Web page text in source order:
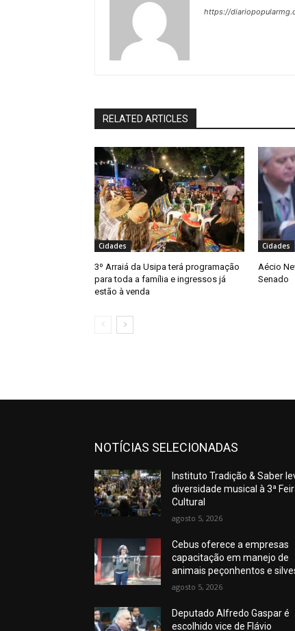
https://
RELATED ARTICLES
Cidades
3º Arraiá da Usipa terá programação
para toda a família e ingressos já
estão à venda
Cidades
Aécio
Senado
NOTÍCIAS SELECIONADAS
Instituto Tradição & Saber
diversidade musical à 3ª
Cultural
agosto 5, 2026
Cebus oferece a empresas
capacitação em manejo de
animais peçonhentos e
agosto 5, 2026
Deputado Alfredo Gaspar é
escolhido vice de Flávio